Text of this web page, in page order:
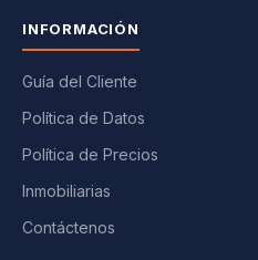
INFORMACIÓN
Guía del Cliente
Política de Datos
Política de Precios
Inmobiliarias
Contáctenos